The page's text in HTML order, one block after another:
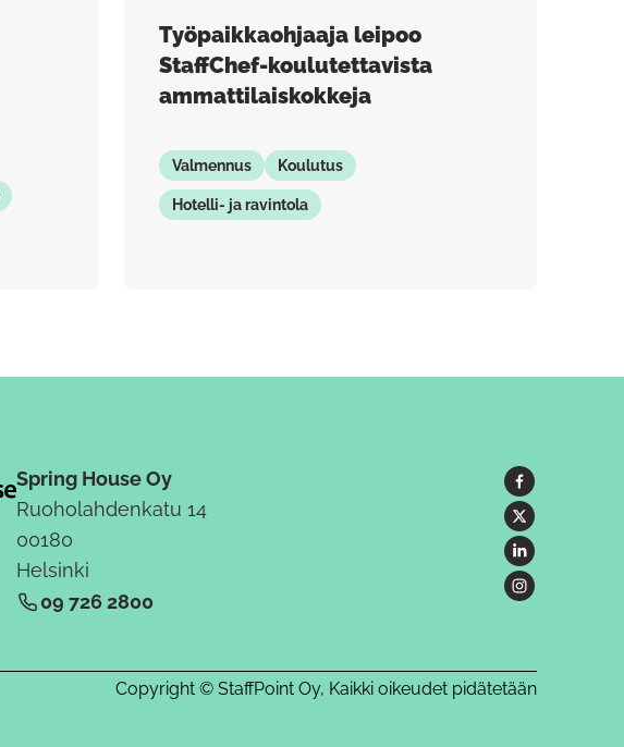
Työpaikkaohjaaja leipoo
StaffChef-koulutettavista
ammattilaiskokkeja
Valmennus Koulutus
Hotelli- ja ravintola
Spring House Oy
Ruoholahdenkatu 14
00180
Helsinki
09 726 2800
Copyright © StaffPoint Oy, Kaikki oikeudet pidätetään